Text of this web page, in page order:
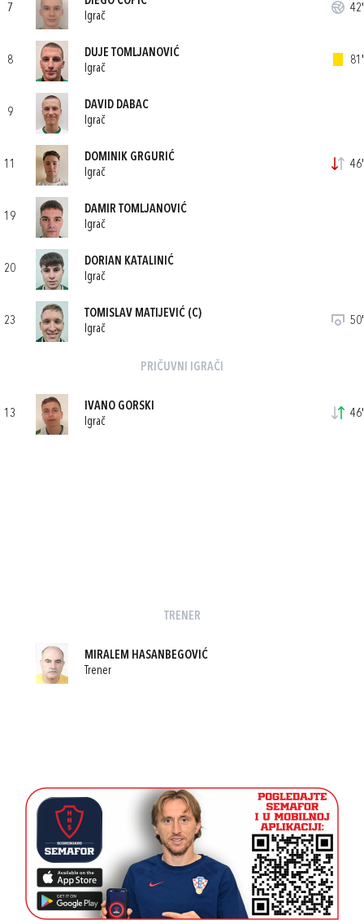
7
Igrač
42'
8
DUJE TOMLJANOVIĆ
Igrač
81'
9
DAVID DABAC
Igrač
11
DOMINIK GRGURIĆ
Igrač
46'
19
DAMIR TOMLJANOVIĆ
Igrač
20
DORIAN KATALINIĆ
Igrač
23
TOMISLAV MATIJEVIĆ (C)
Igrač
50'
PRIČUVNI IGRAČI
13
IVANO GORSKI
Igrač
46'
TRENER
MIRALEM HASANBEGOVIĆ
Trener